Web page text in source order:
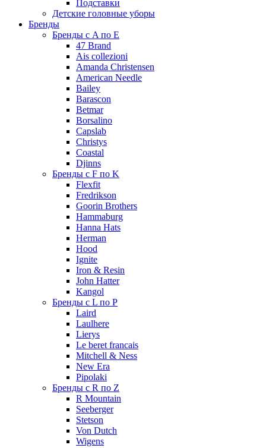
Подставки
Детские головные уборы
Бренды
Бренды с A по E
47 Brand
Ais collezioni
Amanda Christensen
American Needle
Bailey
Barascon
Betmar
Borsalino
Capslab
Christys
Coastal
Djinns
Бренды с F по K
Flexfit
Fredrikson
Goorin Brothers
Hammaburg
Hanna Hats
Herman
Hood
Ignite
Iron & Resin
John Hatter
Kangol
Бренды с L по P
Laird
Laulhere
Lierys
Le beret francais
Mitchell & Ness
New Era
Pipolaki
Бренды с R по Z
R Mountain
Seeberger
Stetson
Von Dutch
Wigens